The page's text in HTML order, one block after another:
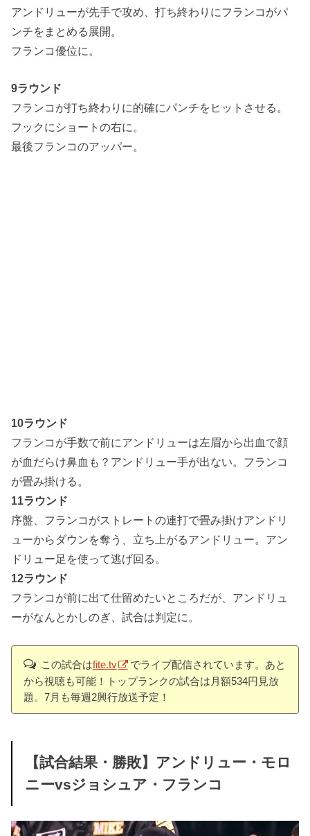
アンドリューが先手で攻め、打ち終わりにフランコがパ
ンチをまとめる展開。
フランコ優位に。
9ラウンド
フランコが打ち終わりに的確にパンチをヒットさせる。
フックにショートの右に。
最後フランコのアッパー。
10ラウンド
フランコが手数で前にアンドリューは左眉から出血で顔
が血だらけ鼻血も？アンドリュー手が出ない。フランコ
が畳み掛ける。
11ラウンド
序盤、フランコがストレートの連打で畳み掛けアンドリ
ューからダウンを奪う、立ち上がるアンドリュー。アン
ドリュー足を使って逃げ回る。
12ラウンド
フランコが前に出て仕留めたいところだが、アンドリュ
ーがなんとかしのぎ、試合は判定に。
この試合はfite.tv
でライブ配信されています。あと
から視聴も可能！トップランクの試合は月額534円見放
題。7月も毎週2興行放送予定！
【試合結果・勝敗】アンドリュー・モロ
ニーvsジョシュア・フランコ